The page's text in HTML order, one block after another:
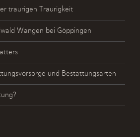
traurigen Traurigkeit
Wangen bei Göppingen
und Bestattungsarten